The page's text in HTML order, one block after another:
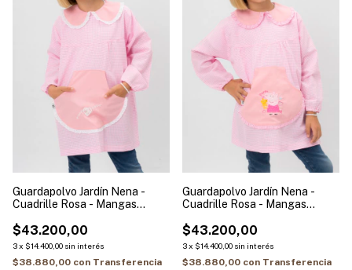
Guardapolvo Jardín Nena -
Cuadrille Rosa - Mangas
$43.200,00
3x $14.400,00 sin interés
$38.880,00 con Transferencia
Guardapolvo Jardín Nena -
Cuadrille Rosa - Mangas
$43.200,00
3x $14.400,00 sin interés
$38.880,00 con Transferencia